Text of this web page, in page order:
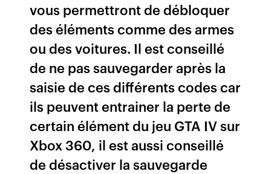
vous permettront de débloquer
des éléments comme des armes
ou des voitures. Il est conseillé
de ne pas sauvegarder après la
saisie de ces différents codes car
ils peuvent entrainer la perte de
certain élément du jeu GTA IV sur
Xbox 360, il est aussi conseillé
de désactiver la sauvegarde